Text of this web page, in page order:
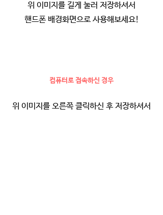
위 이미지를 길게 눌러 저장하셔서
핸드폰 배경화면으로 사용해보세요!
컴퓨터로 접속하신 경우
위 이미지를 오른쪽 클릭하신 후 저장하셔서